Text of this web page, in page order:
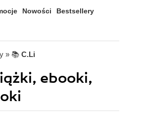
Nowości Bestsellery
» 📚 C.Li
ebooki,